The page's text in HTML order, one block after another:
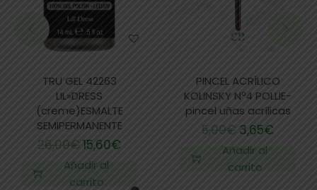
TRU GEL 42263
LIL»DRESS
(creme)ESMALTE
SEMIPERMANENTE
26,00€15,60€
Añadir al
carrito
PINCEL ACRÍLICO
KOLINSKY Nº4 POLLIE-
pincel uñas acrílicas
5,00€ 3,65€
Añadir al
carrito